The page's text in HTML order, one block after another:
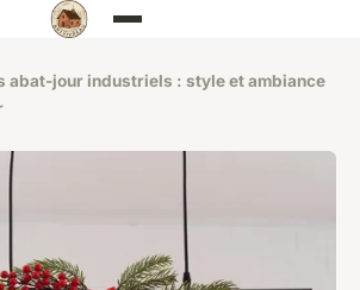
abat-jour industriels : style et ambiance